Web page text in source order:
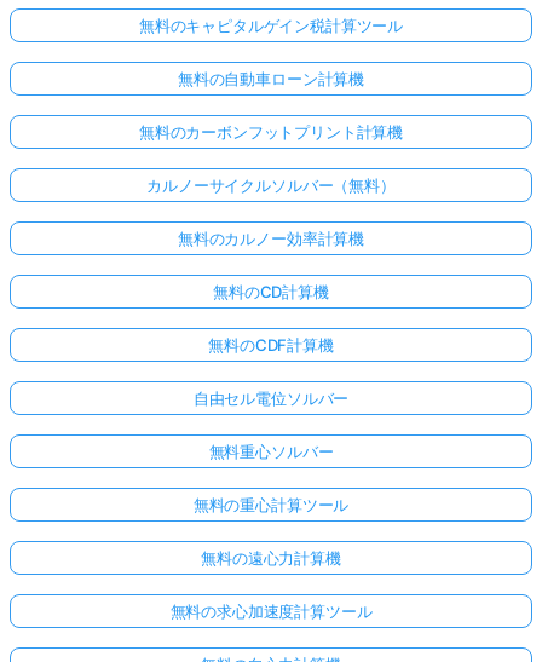
無料のキャピタルゲイン税計算ツール
無料の自動車ローン計算機
無料のカーボンフットプリント計算機
カルノーサイクルソルバー（無料）
無料のカルノー効率計算機
無料のCD計算機
無料のCDF計算機
自由セル電位ソルバー
無料重心ソルバー
無料の重心計算ツール
無料の遠心力計算機
無料の求心加速度計算ツール